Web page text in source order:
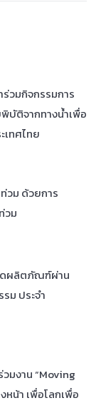
วมกิจกรรมการ
ติจากทางน้ำเพื่อ
ทศไทย
วม ด้วยการ
วม
ผลิตภัณฑ์ผ่าน
ม ประจำ
มงาน “Moving
หน้า เพื่อโลกเพื่อ